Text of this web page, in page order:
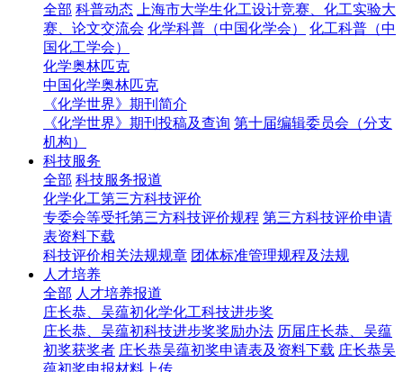
全部 科普动态
上海市大学生化工设计竞赛、化工实验大
赛、论文交流会 化学科普（中国化学会）
化工科普（中
国化工学会）
化学奥林匹克
中国化学奥林匹克
《化学世界》期刊简介
《化学世界》期刊投稿及查询 第十届编辑委员会（分支
机构）
科技服务
全部 科技服务报道
化学化工第三方科技评价
专委会等受托第三方科技评价规程 第三方科技评价申请
表资料下载
科技评价相关法规规章 团体标准管理规程及法规
人才培养
全部 人才培养报道
庄长恭、吴蕴初化学化工科技进步奖
庄长恭、吴蕴初科技进步奖奖励办法 历届庄长恭、吴蕴
初奖获奖者 庄长恭吴蕴初奖申请表及资料下载 庄长恭吴
蕴初奖申报材料上传